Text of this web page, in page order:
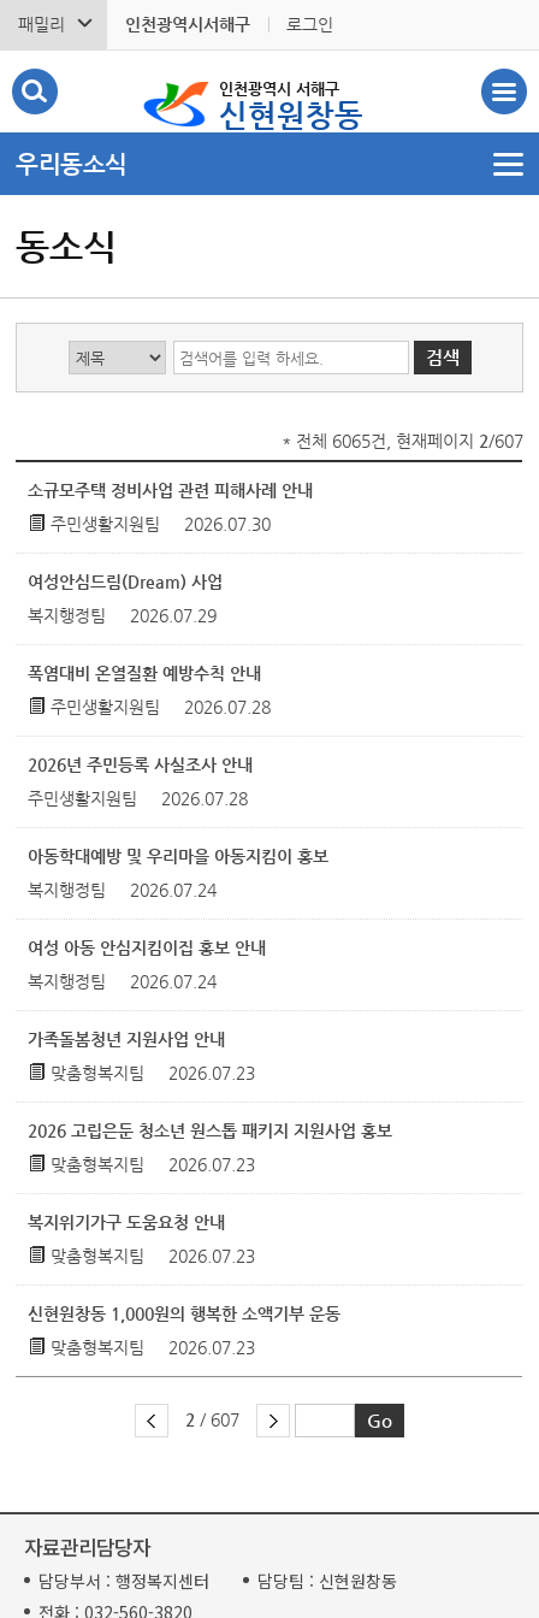
패밀리 인천광역시서해구 로그인
인천광역시 서해구
신현원창동
우리동소식
동소식
* 전체 6065건, 현재페이지 2/607
소규모주택 정비사업 관련 피해사례 안내
주민생활지원팀
2026.07.30
여성안심드림(Dream) 사업
복지행정팀
2026.07.29
폭염대비 온열질환 예방수칙 안내
주민생활지원팀
2026.07.28
2026년 주민등록 사실조사 안내
주민생활지원팀
2026.07.28
아동학대예방 및 우리마을 아동지킴이 홍보
복지행정팀
2026.07.24
여성 아동 안심지킴이집 홍보 안내
복지행정팀
2026.07.24
가족돌봄청년 지원사업 안내
맞춤형복지팀
2026.07.23
2026 고립은둔 청소년 원스톱 패키지 지원사업 홍보
맞춤형복지팀
2026.07.23
복지위기가구 도움요청 안내
맞춤형복지팀
2026.07.23
신현원창동 1,000원의 행복한 소액기부 운동
맞춤형복지팀
2026.07.23
2 / 607
자료관리담당자
담당부서 : 행정복지센터 담당팀 : 신현원창동
전화 : 032-560-3820